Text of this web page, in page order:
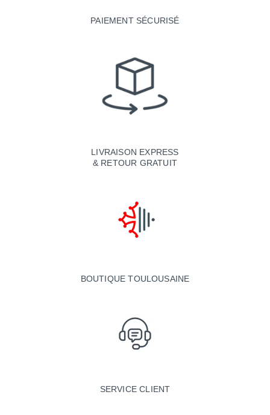
PAIEMENT SÉCURISÉ
LIVRAISON EXPRESS
& RETOUR GRATUIT
BOUTIQUE TOULOUSAINE
SERVICE CLIENT